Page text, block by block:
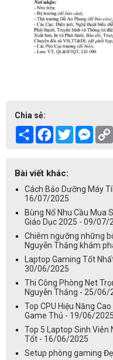
Chia sẻ:
Share Facebook
Twitter
Bài viết khác:
Cách Bảo Dưỡng Máy
16/07/2025
Bùng Nổ Nhu Cầu Mua
Giáo Dục 2025 - 09/07/
Chiêm ngưỡng những
Nguyễn Thắng khám
Laptop Gaming Tốt
30/06/2025
Thi Công Phòng Net
Nguyễn Thắng - 25/06/
Top CPU Hiệu Năng
Game Thủ - 19/06/2025
Top 5 Laptop Sinh Viên
Tốt - 16/06/2025
Setup phòng gaming